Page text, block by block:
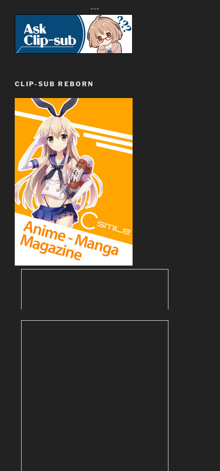
---
CLIP-SUB REBORN